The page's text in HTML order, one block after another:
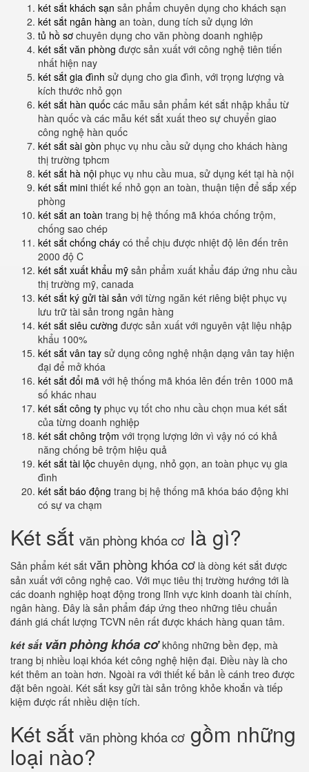
két sắt khách sạn sản phẩm chuyên dụng cho khách sạn
két sắt ngân hàng an toàn, dung tích sử dụng lớn
tủ hồ sơ chuyên dụng cho văn phòng doanh nghiệp
két sắt văn phòng được sản xuất với công nghệ tiên tiến
nhất hiện nay
két sắt gia đình sử dụng cho gia đình, với trọng lượng và
kích thước nhỏ gọn
két sắt hàn quốc các mẫu sản phẩm két sắt nhập khẩu từ
hàn quốc và các mẫu két sắt xuất theo sự chuyển giao
công nghệ hàn quốc
két sắt sài gòn phục vụ nhu cầu sử dụng cho khách hàng
thị trường tphcm
két sắt hà nội phục vụ nhu cầu mua, sử dụng két tại hà nội
két sắt mini thiết kế nhỏ gọn an toàn, thuận tiện để sắp xếp
phòng
két sắt an toàn trang bị hệ thống mã khóa chống trộm,
chống sao chép
két sắt chống cháy có thể chịu được nhiệt độ lên đến trên
2000 độ C
két sắt xuất khẩu mỹ sản phẩm xuất khẩu đáp ứng nhu cầu
thị trường mỹ, canada
két sắt ký gửi tài sản với từng ngăn két riêng biệt phục vụ
lưu trữ tài sản trong ngân hàng
két sắt siêu cường được sản xuất với nguyên vật liệu nhập
khẩu 100%
két sắt vân tay sử dụng công nghệ nhận dạng vân tay hiện
đại để mở khóa
két sắt đổi mã với hệ thống mã khóa lên đến trên 1000 mã
số khác nhau
két sắt công ty phục vụ tốt cho nhu cầu chọn mua két sắt
của từng doanh nghiệp
két sắt chông trộm với trọng lượng lớn vì vậy nó có khả
năng chống bê trộm hiệu quả
két sắt tài lộc chuyên dụng, nhỏ gọn, an toàn phục vụ gia
đình
két sắt báo động trang bị hệ thống mã khóa báo động khi
có sự va chạm
Két sắt văn phòng khóa cơ là gì?
Sản phẩm két sắt văn phòng khóa cơ là dòng két sắt được
sản xuất với công nghệ cao. Với mục tiêu thị trường hướng tới là
các doanh nghiệp hoạt động trong lĩnh vực kinh doanh tài chính,
ngân hàng. Đây là sản phẩm đáp ứng theo những tiêu chuẩn
đánh giá chất lượng TCVN nên rất được khách hàng quan tâm.
két sắt văn phòng khóa cơkhông những bền đẹp, mà
trang bị nhiều loại khóa két công nghệ hiện đại. Điều này là cho
két thêm an toàn hơn. Ngoài ra với thiết kế bản lề cánh treo được
đặt bên ngoài. Két sắt ksy gửi tài sản trông khỏe khoắn và tiếp
kiệm được rất nhiều diện tích.
Két sắt văn phòng khóa cơ gồm những
loại nào?